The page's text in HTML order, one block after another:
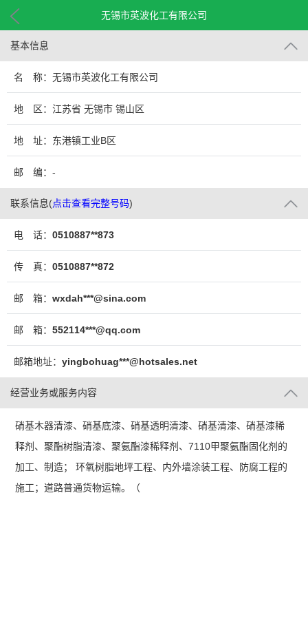
无锡市英波化工有限公司
基本信息
名 称：无锡市英波化工有限公司
地 区：江苏省 无锡市 锡山区
地 址：东港镇工业B区
邮 编：-
联系信息(点击查看完整号码)
电 话： 0510887**873
传 真： 0510887**872
邮 箱： wxdah***@sina.com
邮 箱： 552114***@qq.com
邮箱地址： yingbohuag***@hotsales.net
经营业务或服务内容
硝基木器清漆、硝基底漆、硝基透明清漆、硝基清漆、硝基漆稀
释剂、聚酯树脂清漆、聚氨酯漆稀释剂、7110甲聚氨酯固化剂的
加工、制造； 环氧树脂地坪工程、内外墙涂装工程、防腐工程的
施工；道路普通货物运输。（